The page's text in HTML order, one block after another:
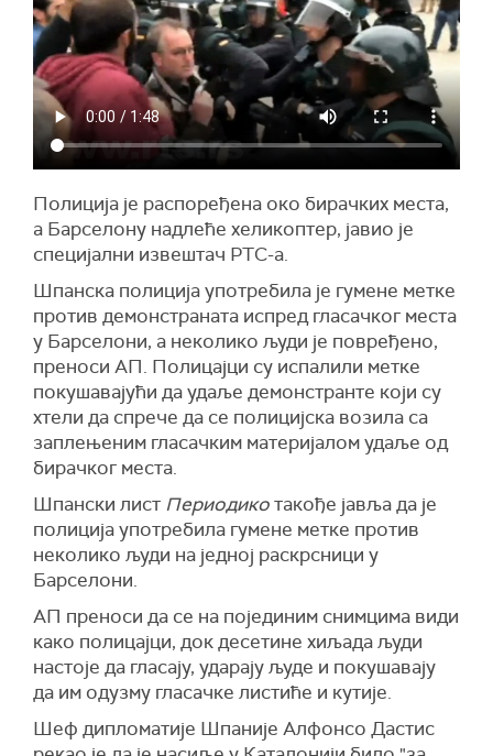
Полиција је распоређена око бирачких места,
а Барселону надлеће хеликоптер, јавио је
специјални извештач РТС-а.
Шпанска полиција употребила је гумене метке
против демонстраната испред гласачког места
у Барселони, а неколико људи је повређено,
преноси АП. Полицајци су испалили метке
покушавајући да удаље демонстранте који су
хтели да спрече да се полицијска возила са
заплењеним гласачким материјалом удаље од
бирачког места.
Шпански лист Периодикотакође јавља да је
полиција употребила гумене метке против
неколико људи на једној раскрсници у
Барселони.
АП преноси да се на појединим снимцима види
како полицајци, док десетине хиљада људи
настоје да гласају, ударају људе и покушавају
да им одузму гласачке листиће и кутије.
Шеф дипломатије Шпаније Алфонсо Дастис